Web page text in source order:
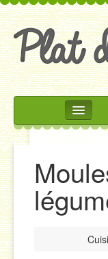
Accueil
Accompagnements
Desserts
Divers